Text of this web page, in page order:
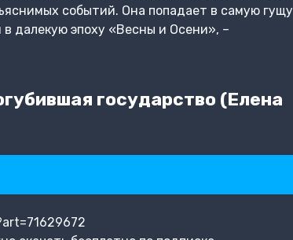
событий. Она попадает в самую гущу
в далекую эпоху «Весны и Осени», –
государство (Елена